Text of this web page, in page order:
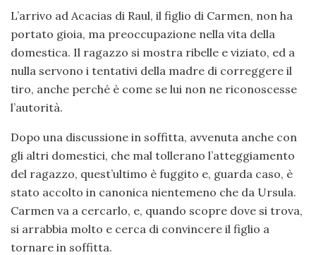
L’arrivo ad Acacias di Raul, il figlio di Carmen, non ha
portato gioia, ma preoccupazione nella vita della
domestica. Il ragazzo si mostra ribelle e viziato, ed a
nulla servono i tentativi della madre di correggere il
tiro, anche perché è come se lui non ne riconoscesse
l’autorità.
Dopo una discussione in soffitta, avvenuta anche con
gli altri domestici, che mal tollerano l’atteggiamento
del ragazzo, quest’ultimo è fuggito e, guarda caso, è
stato accolto in canonica nientemeno che da Ursula.
Carmen va a cercarlo, e, quando scopre dove si trova,
si arrabbia molto e cerca di convincere il figlio a
tornare in soffitta.